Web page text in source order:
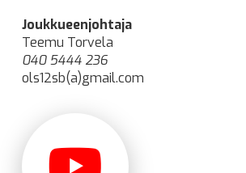
Joukkueenjohtaja
Teemu Torvela
040 5444 236
ols12sb(a)gmail.com